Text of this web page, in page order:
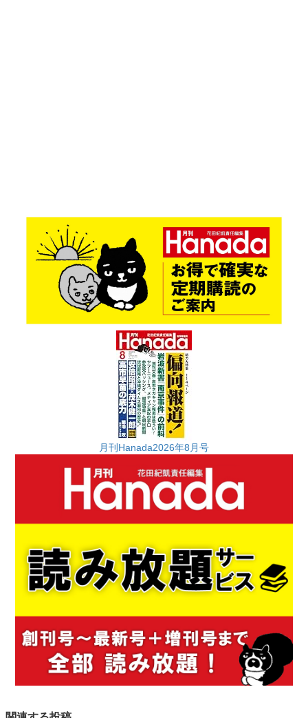
月刊Hanada2026年8月号